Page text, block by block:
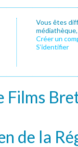
Vous êtes
Créer un
S’identifier
Films
de la